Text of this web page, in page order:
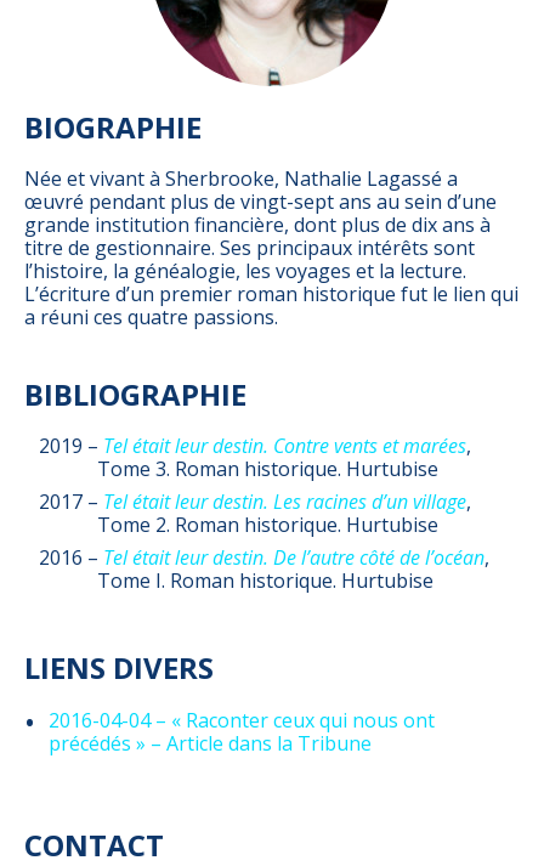
BIOGRAPHIE
Née et vivant à Sherbrooke, Nathalie Lagassé a
œuvré pendant plus de vingt-sept ans au sein d’une
grande institution financière, dont plus de dix ans à
titre de gestionnaire. Ses principaux intérêts sont
l’histoire, la généalogie, les voyages et la lecture.
L’écriture d’un premier roman historique fut le lien qui
a réuni ces quatre passions.
BIBLIOGRAPHIE
2019 – Tel était leur destin. Contre vents et marées,
Tome 3. Roman historique. Hurtubise
2017 – Tel était leur destin. Les racines d’un village,
Tome 2. Roman historique. Hurtubise
2016 – Tel était leur destin. De l’autre côté de l’océan,
Tome I. Roman historique. Hurtubise
LIENS DIVERS
2016-04-04 – « Raconter ceux qui nous ont
précédés » – Article dans la Tribune
CONTACT